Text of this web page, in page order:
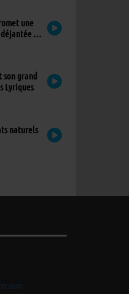
une
à
son grand
Lyriques
naturels